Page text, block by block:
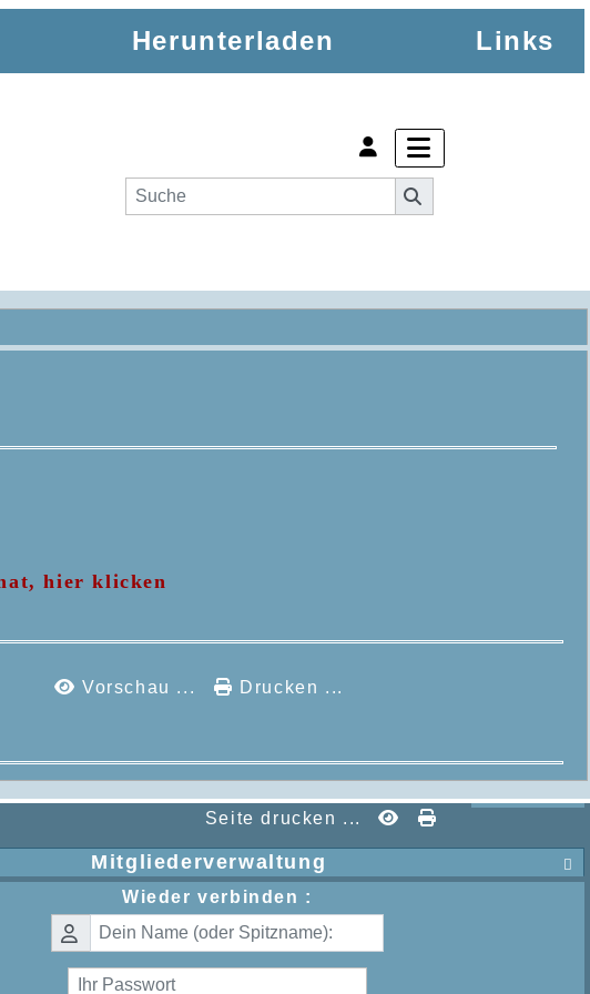
Herunterladen Links
hier klicken
Vorschau ... Drucken ...
Seite drucken ...

Mitgliederverwaltung
Wieder verbinden :